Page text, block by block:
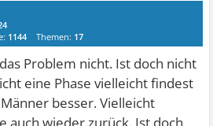
1144 Themen: 17
Problem nicht. Ist doch nicht
eine Phase vielleicht findest
besser. Vielleicht
auch wieder zurück. Ist doch